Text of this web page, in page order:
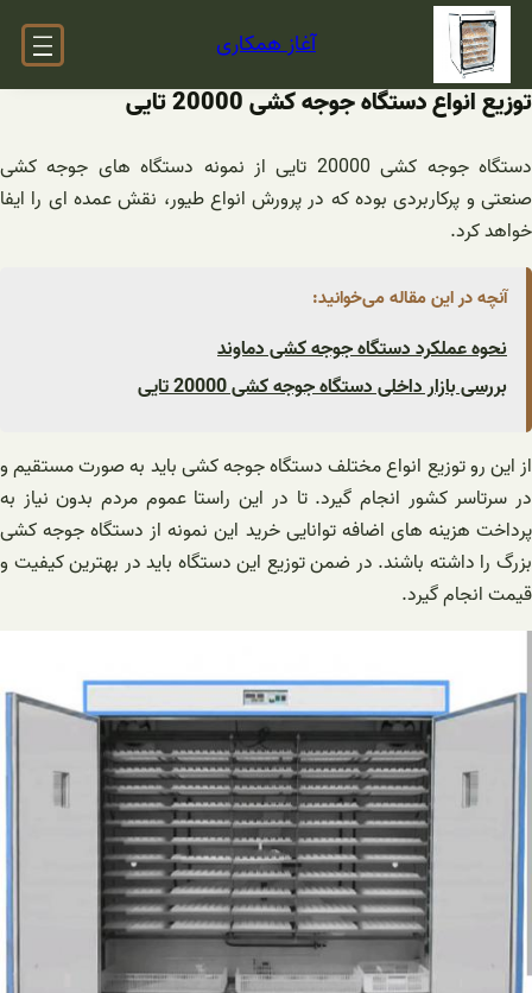
رفتن
محتوا
آغاز همکاری
توزیع انواع دستگاه جوجه کشی 20000 تایی
دستگاه جوجه کشی 20000 تایی از نمونه دستگاه های جوجه کشی
صنعتی و پرکاربردی بوده که در پرورش انواع طیور، نقش عمده ای را ایفا
خواهد کرد.
آنچه در این مقاله می‌خوانید:
نحوه عملکرد دستگاه جوجه کشی دماوند
بررسی بازار داخلی دستگاه جوجه کشی 20000 تایی
از این رو توزیع انواع مختلف دستگاه جوجه کشی باید به صورت مستقیم و
در سرتاسر کشور انجام گیرد. تا در این راستا عموم مردم بدون نیاز به
پرداخت هزینه های اضافه توانایی خرید این نمونه از دستگاه جوجه کشی
بزرگ را داشته باشند. در ضمن توزیع این دستگاه باید در بهترین کیفیت و
قیمت انجام گیرد.